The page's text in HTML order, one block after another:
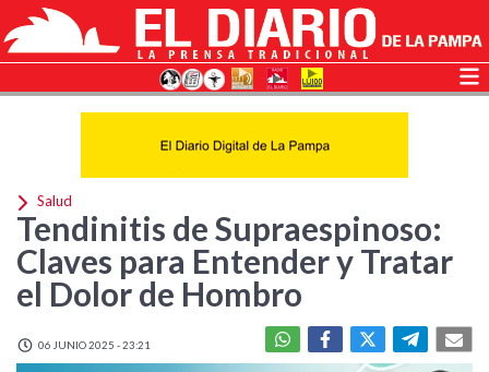
Salud
Tendinitis de Supraespinoso:
Claves para Entender y Tratar
el Dolor de Hombro
06 JUNIO 2025 - 23:21